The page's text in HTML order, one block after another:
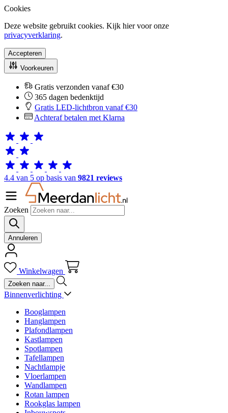
Cookies
Deze website gebruikt cookies. Kijk hier voor onze
privacyverklaring.
Accepteren
Voorkeuren
Gratis verzonden vanaf €30
365 dagen bedenktijd
Gratis LED-lichtbron vanaf €30
Achteraf betalen met Klarna
4.4 van 5 op basis van 9821 reviews
Zoeken
Annuleren
Winkelwagen
Binnenverlichting
Booglampen
Hanglampen
Plafondlampen
Kastlampen
Spotlampen
Tafellampen
Nachtlampje
Vloerlampen
Wandlampen
Rotan lampen
Rookglas lampen